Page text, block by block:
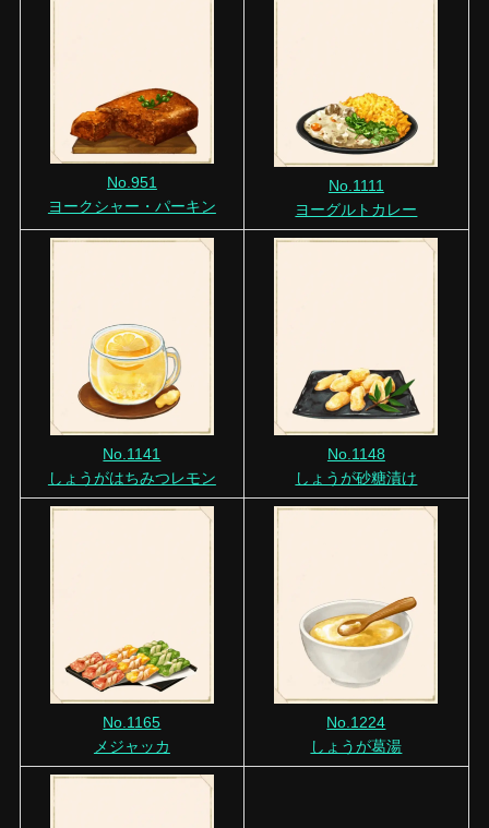
No.951
ヨークシャー・パーキン
No.1111
ヨーグルトカレー
No.1141
しょうがはちみつレモン
No.1148
しょうが砂糖漬け
No.1165
メジャッカ
No.1224
しょうが葛湯